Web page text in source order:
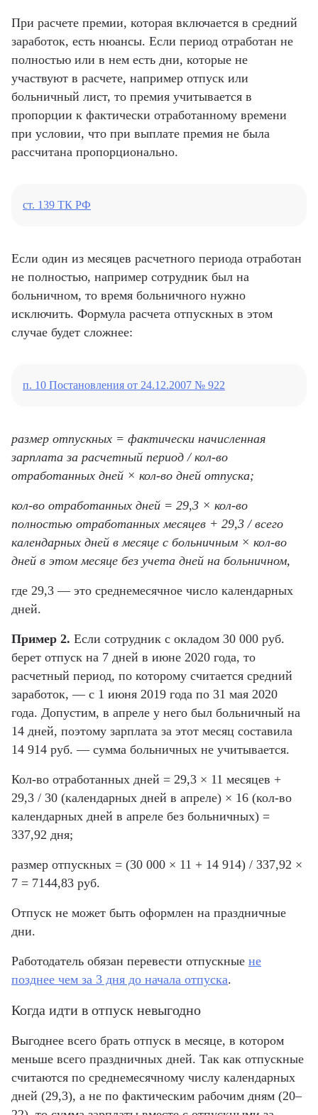
При расчете премии, которая включается в средний
заработок, есть нюансы. Если период отработан не
полностью или в нем есть дни, которые не
участвуют в расчете, например отпуск или
больничный лист, то премия учитывается в
пропорции к фактически отработанному времени
при условии, что при выплате премия не была
рассчитана пропорционально.
ст. 139 ТК РФ
Если один из месяцев расчетного периода отработан
не полностью, например сотрудник был на
больничном, то время больничного нужно
исключить. Формула расчета отпускных в этом
случае будет сложнее:
п. 10 Постановления от 24.12.2007 № 922
размер отпускных = фактически начисленная
зарплата за расчетный период / кол-во
отработанных дней × кол-во дней отпуска;
кол-во отработанных дней = 29,3 × кол-во
полностью отработанных месяцев + 29,3 / всего
календарных дней в месяце с больничным × кол-во
дней в этом месяце без учета дней на больничном,
где 29,3 — это среднемесячное число календарных
дней.
Пример 2. Если сотрудник с окладом 30 000 руб.
берет отпуск на 7 дней в июне 2020 года, то
расчетный период, по которому считается средний
заработок, — с 1 июня 2019 года по 31 мая 2020
года. Допустим, в апреле у него был больничный на
14 дней, поэтому зарплата за этот месяц составила
14 914 руб. — сумма больничных не учитывается.
Кол-во отработанных дней = 29,3 × 11 месяцев +
29,3 / 30 (календарных дней в апреле) × 16 (кол-во
календарных дней в апреле без больничных) =
337,92 дня;
размер отпускных = (30 000 × 11 + 14 914) / 337,92 ×
7 = 7144,83 руб.
Отпуск не может быть оформлен на праздничные
дни.
Работодатель обязан перевести отпускные не
позднее чем за 3 дня до начала отпуска.
Когда идти в отпуск невыгодно
Выгоднее всего брать отпуск в месяце, в котором
меньше всего праздничных дней. Так как отпускные
считаются по среднемесячному числу календарных
дней (29,3), а не по фактическим рабочим дням (20–